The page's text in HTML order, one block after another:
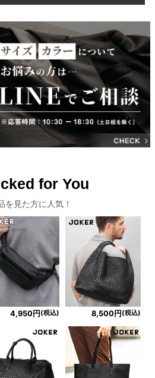
for You
を見た方に人気！
4,950円 (税込) 8,500円 (税込)